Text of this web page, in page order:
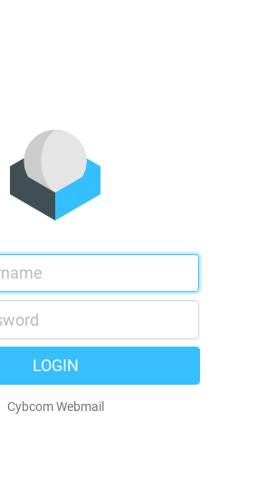
LOGIN
Cybcom Webmail